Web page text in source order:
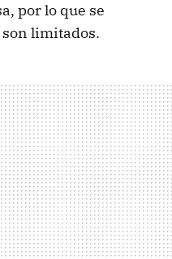
por lo que se
limitados.